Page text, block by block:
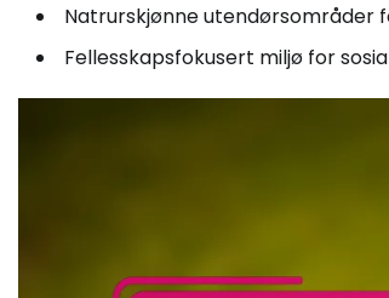
Natrurskjønne utendørsområder
Fellesskapsfokusert miljø for